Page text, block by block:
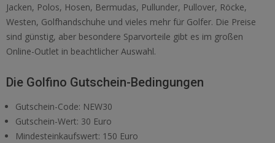
Jacken, Polos, Hosen, Bermudas, Pullunder, Pullover, Röcke,
Westen, Golfhandschuhe und vieles mehr für Golfer. Die Preise
sind günstig, aber besondere Sparvorteile gibt es im großen
Online-Outlet in beachtlicher Auswahl.
Die Golfino Gutschein-Bedingungen
Gutschein-Code: NEW30
Gutschein-Wert: 30 Euro
Mindesteinkaufswert: 150 Euro